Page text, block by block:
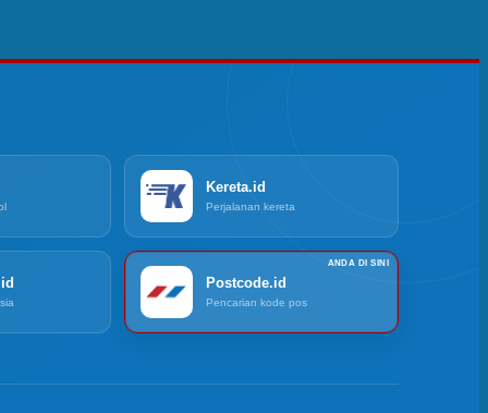
Kereta.id
Perjalanan kereta
Postcode.id
Pencarian kode pos